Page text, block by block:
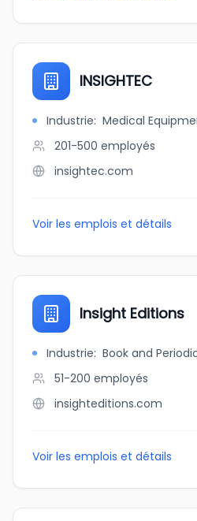
INSIGHTEC
Industrie: Medical
201-500 employés
insightec.com
Voir les emplois et détails
Insight Editions
Industrie: Book and
51-200 employés
insighteditions.com
Voir les emplois et détails